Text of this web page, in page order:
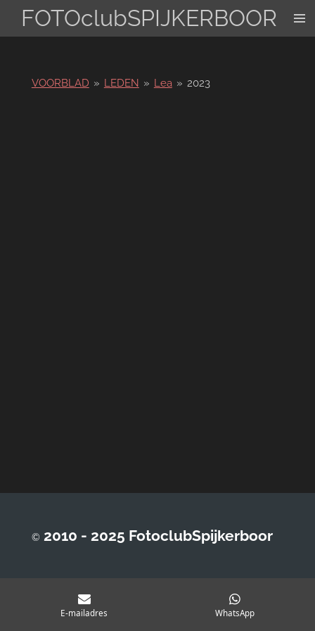
directFOTOclubSPIJKERBOOR
VOORBLAD » LEDEN » Lea » 2023
© 2010 - 2025 FotoclubSpijkerboor
E-mailadres WhatsApp